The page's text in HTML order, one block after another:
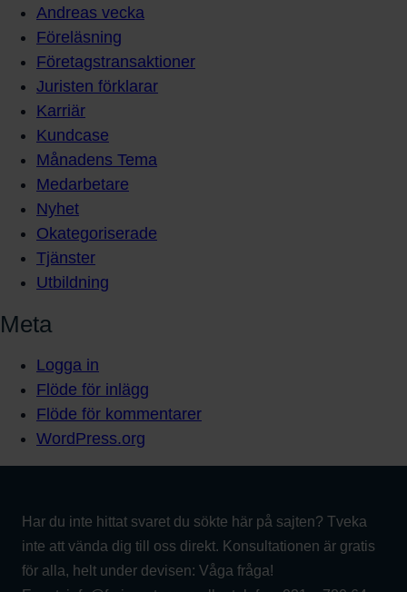
Andreas vecka
Föreläsning
Företagstransaktioner
Juristen förklarar
Karriär
Kundcase
Månadens Tema
Medarbetare
Nyhet
Okategoriserade
Tjänster
Utbildning
Meta
Logga in
Flöde för inlägg
Flöde för kommentarer
WordPress.org
Har du inte hittat svaret du sökte här på sajten? Tveka
inte att vända dig till oss direkt. Konsultationen är gratis
för alla, helt under devisen: Våga fråga!